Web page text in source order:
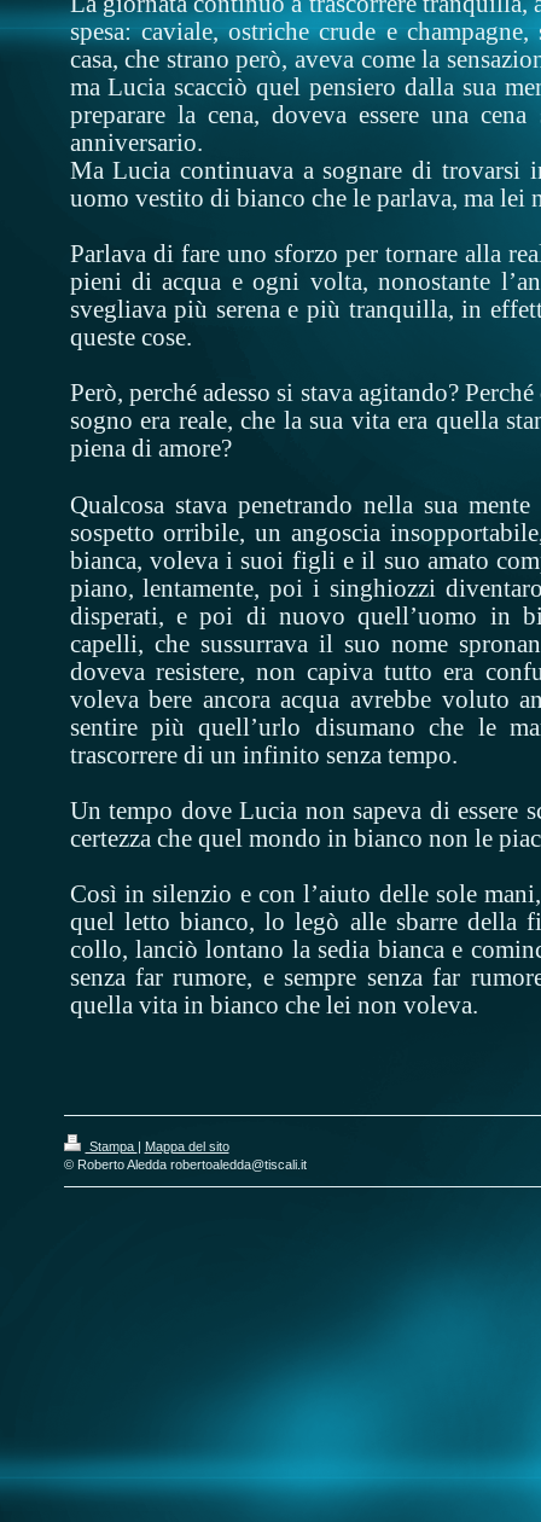
spesa: caviale, ostriche crude e
casa, che strano però, aveva come la
ma Lucia scacciò quel pensiero dalla sua
preparare la cena, doveva essere una
anniversario.
Ma Lucia continuava a sognare di trovarsi
uomo vestito di bianco che le parlava, ma lei
Parlava di fare uno sforzo per tornare alla
pieni di acqua e ogni volta, nonostante
svegliava più serena e più tranquilla, in
queste cose.
Però, perché adesso si stava agitando?
sogno era reale, che la sua vita era quella
piena di amore?
Qualcosa stava penetrando nella sua
sospetto orribile, un angoscia
bianca, voleva i suoi figli e il suo amato
piano, lentamente, poi i singhiozzi
disperati, e poi di nuovo quell’uomo in
capelli, che sussurrava il suo nome
doveva resistere, non capiva tutto era
voleva bere ancora acqua avrebbe voluto
sentire più quell’urlo disumano che le
trascorrere di un infinito senza tempo.
Un tempo dove Lucia non sapeva di essere
certezza che quel mondo in bianco non le
Così in silenzio e con l’aiuto delle sole
quel letto bianco, lo legò alle sbarre della
collo, lanciò lontano la sedia bianca e
senza far rumore, e sempre senza far
quella vita in bianco che lei non voleva.
Stampa | Mappa del sito
© Roberto Aledda robertoaledda@tiscali.it